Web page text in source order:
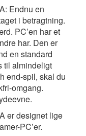
Endnu en
i betragtning.
PC’en har et
har. Den er
en standard
til almindeligt
end-spil, skal du
omgang.
er designet lige
PC’er.